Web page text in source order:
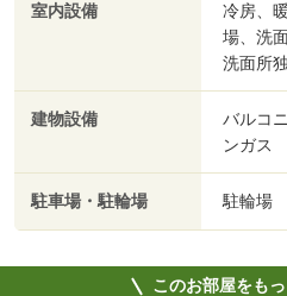
室内設備
冷房、
場、洗
洗面所
建物設備
バルコ
ンガス
駐車場・駐輪場 駐輪場
このお部屋をも